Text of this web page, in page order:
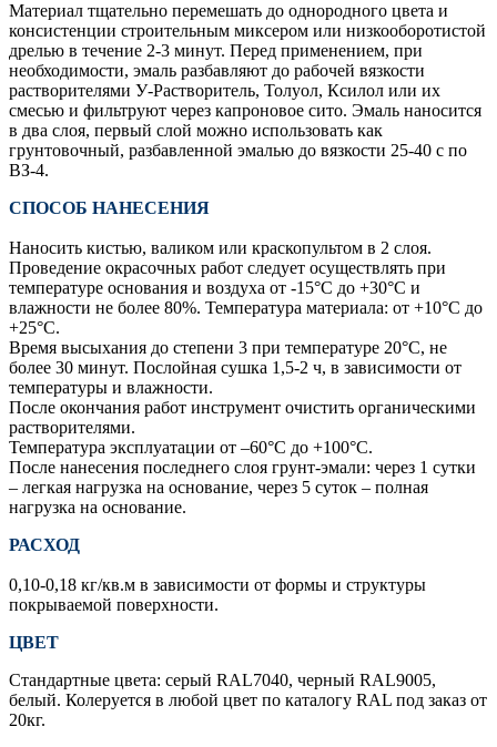
Материал тщательно перемешать до однородного цвета и
консистенции строительным миксером или низкооборотистой
дрелью в течение 2-3 минут. Перед применением, при
необходимости, эмаль разбавляют до рабочей вязкости
растворителями У-Растворитель, Толуол, Ксилол или их
смесью и фильтруют через капроновое сито. Эмаль наносится
в два слоя, первый слой можно использовать как
грунтовочный, разбавленной эмалью до вязкости 25-40 с по
ВЗ-4.
СПОСОБ НАНЕСЕНИЯ
Наносить кистью, валиком или краскопультом в 2 слоя.
Проведение окрасочных работ следует осуществлять при
температуре основания и воздуха от -15°С до +30°С и
влажности не более 80%. Температура материала: от +10°С до
+25°С.
Время высыхания до степени 3 при температуре 20°С, не
более 30 минут. Послойная сушка 1,5-2 ч, в зависимости от
температуры и влажности.
После окончания работ инструмент очистить органическими
растворителями.
Температура эксплуатации от –60°С до +100°С.
После нанесения последнего слоя грунт-эмали: через 1 сутки
– легкая нагрузка на основание, через 5 суток – полная
нагрузка на основание.
РАСХОД
0,10-0,18 кг/кв.м в зависимости от формы и структуры
покрываемой поверхности.
ЦВЕТ
Стандартные цвета: серый RAL7040, черный RAL9005,
белый. Колеруется в любой цвет по каталогу RAL под заказ от
20кг.